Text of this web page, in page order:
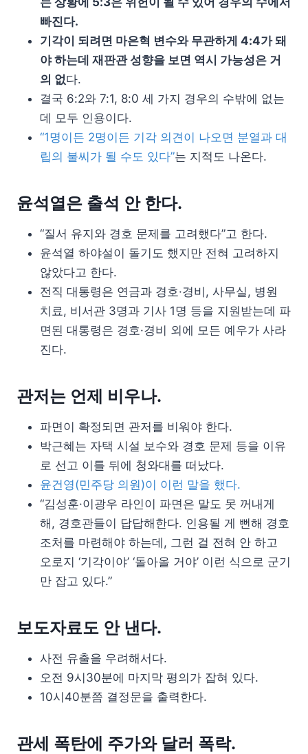
빠진다.
기각이 되려면 마은혁 변수와 무관하게 4:4가 돼
야 하는데 재판관 성향을 보면 역시 가능성은 거
의 없다.
결국 6:2와 7:1, 8:0 세 가지 경우의 수밖에 없는
데 모두 인용이다.
“1명이든 2명이든 기각 의견이 나오면 분열과 대
립의 불씨가 될 수도 있다”는 지적도 나온다.
윤석열은 출석 안 한다.
“질서 유지와 경호 문제를 고려했다”고 한다.
윤석열 하야설이 돌기도 했지만 전혀 고려하지
않았다고 한다.
전직 대통령은 연금과 경호·경비, 사무실, 병원
치료, 비서관 3명과 기사 1명 등을 지원받는데 파
면된 대통령은 경호·경비 외에 모든 예우가 사라
진다.
관저는 언제 비우나.
파면이 확정되면 관저를 비워야 한다.
박근혜는 자택 시설 보수와 경호 문제 등을 이유
로 선고 이틀 뒤에 청와대를 떠났다.
윤건영(민주당 의원)이 이런 말을 했다.
“김성훈·이광우 라인이 파면은 말도 못 꺼내게
해, 경호관들이 답답해한다. 인용될 게 뻔해 경호
조처를 마련해야 하는데, 그런 걸 전혀 안 하고
오로지 ‘기각이야’ ‘돌아올 거야’ 이런 식으로 군기
만 잡고 있다.”
보도자료도 안 낸다.
사전 유출을 우려해서다.
오전 9시30분에 마지막 평의가 잡혀 있다.
10시40분쯤 결정문을 출력한다.
관세 폭탄에 주가와 달러 폭락.